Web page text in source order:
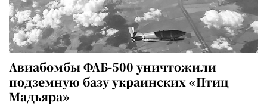
Авиабомбы ФАБ-500 уничтожили
подземную базу украинских «Птиц
Мадьяра»